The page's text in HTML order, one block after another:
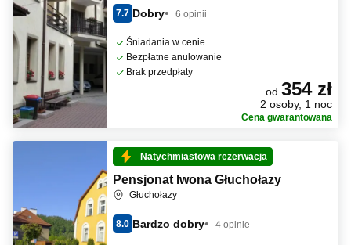
7.7 Dobry 6 opinii
Śniadania w cenie
Bezpłatne anulowanie
Brak przedpłaty
od 354 zł
2 osoby, 1 noc
Cena gwarantowana
Natychmiastowa rezerwacja
Pensjonat Iwona Głuchołazy
Głuchołazy
8.0 Bardzo dobry 4 opinie